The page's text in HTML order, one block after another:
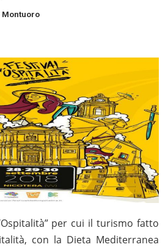
Montuoro
per cui il turismo fatto
con la Dieta Mediterranea